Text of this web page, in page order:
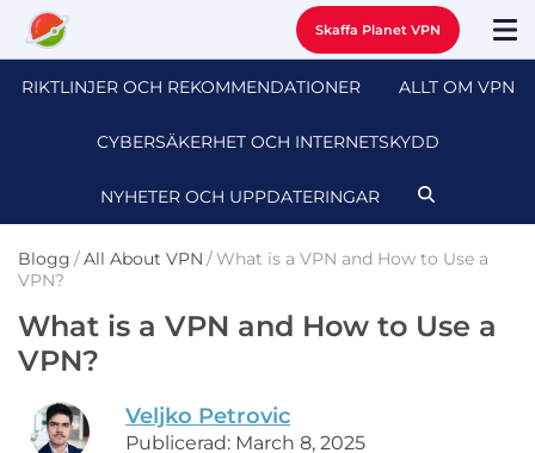
Skaffa Planet VPN
RIKTLINJER OCH REKOMMENDATIONER ALLT OM VPN
CYBERSÄKERHET OCH INTERNETSKYDD
NYHETER OCH UPPDATERINGAR
Blogg /All About VPN /What is a VPN and How to Use a
VPN?
What is a VPN and How to Use a
VPN?
Veljko Petrovic
Publicerad: March 8, 2025